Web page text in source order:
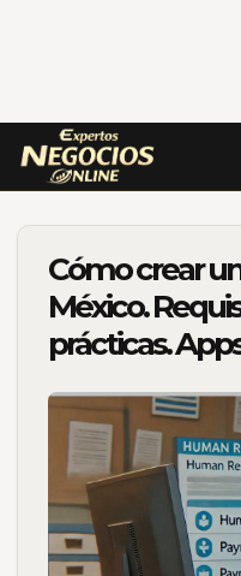
Cómo crear
México.
prácticas.